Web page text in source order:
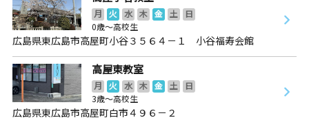
月 火 水 木 金 土
日
0歳～高校生
広島県東広島市高屋町小谷３５６４－１ 小谷福寿会館
高屋東教室
月 火 水 木 金 土
日
3歳～高校生
広島県東広島市高屋町白市４９６－２